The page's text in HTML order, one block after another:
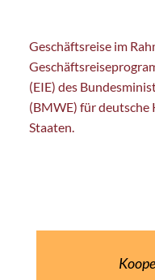
Geschäftsreise im
(EIE) des
(BMWE) für deutsche
Staaten.